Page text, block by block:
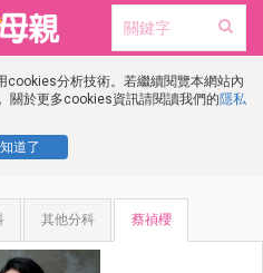
cookies分析技術。若繼續閱覽本網站內
關於更多cookies資訊請閱讀我們的隱私
道了
其他分科 蔡禎櫻